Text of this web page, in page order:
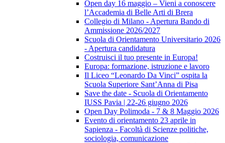
Open day 16 maggio – Vieni a conoscere
l’Accademia di Belle Arti di Brera
Collegio di Milano - Apertura Bando di
Ammissione 2026/2027
Scuola di Orientamento Universitario 2026
- Apertura candidatura
Costruisci il tuo presente in Europa!
Europa: formazione, istruzione e lavoro
Il Liceo “Leonardo Da Vinci” ospita la
Scuola Superiore Sant’Anna di Pisa
Save the date - Scuola di Orientamento
IUSS Pavia | 22-26 giugno 2026
Open Day Polimoda - 7 & 8 Maggio 2026
Evento di orientamento 23 aprile in
Sapienza - Facoltà di Scienze politiche,
sociologia, comunicazione